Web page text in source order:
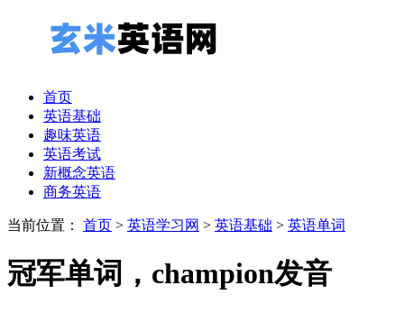
首页
英语基础
趣味英语
英语考试
新概念英语
商务英语
当前位置： 首页 > 英语学习网 > 英语基础 > 英语单词
冠军单词，champion发音